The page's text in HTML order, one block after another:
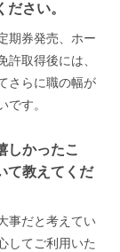
さい。
期券発売、ホー
取得後には、
さらに職の幅が
す。
しかったこ
て教えてくだ
事だと考えてい
してご利用いた